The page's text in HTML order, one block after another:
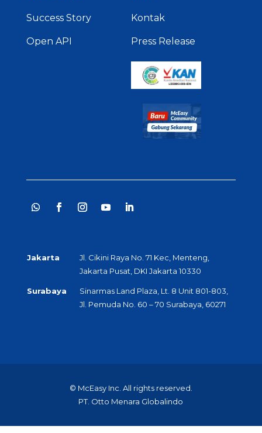
Success Story
Open API
Kontak
Press Release
Jakarta
Jl. Cikini Raya No. 71 Kec, Menteng,
Jakarta Pusat, DKI Jakarta 10330
Surabaya
Sinarmas Land Plaza, Lt. 8 Unit 801-803,
Jl. Pemuda No. 60 – 70 Surabaya, 60271
© McEasy Inc. All rights reserved.
PT. Otto Menara Globalindo